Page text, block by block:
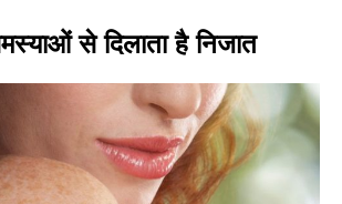
से दिलाता है निजात